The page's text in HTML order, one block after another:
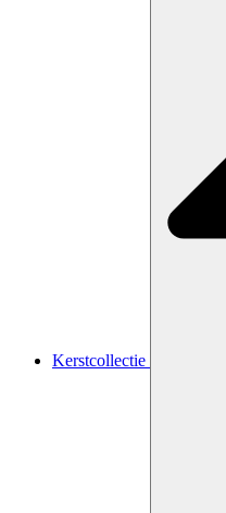
Kerstcollectie